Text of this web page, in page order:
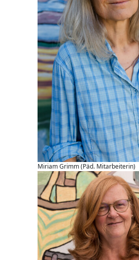
Miriam Grimm (Päd. Mitarbeiterin)